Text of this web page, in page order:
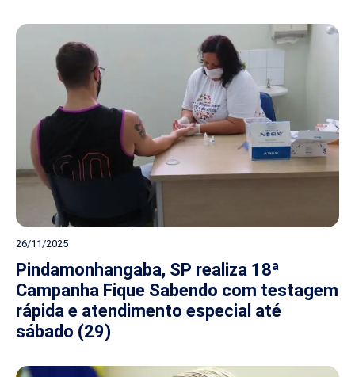
26/11/2025
Pindamonhangaba, SP realiza 18ª
Campanha Fique Sabendo com testagem
rápida e atendimento especial até
sábado (29)